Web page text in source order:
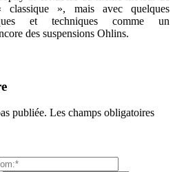
», mais avec quelques
et techniques comme un
des suspensions Ohlins.
publiée. Les champs obligatoires